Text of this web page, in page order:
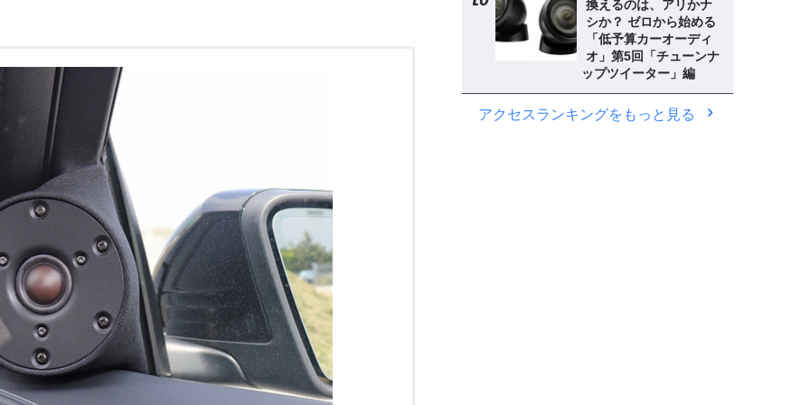
換えるのは、アリかナ
シか？ ゼロから始める
「低予算カーオーディ
オ」第5回「チューンナ
ップツイーター」編
アクセスランキングをもっと見る